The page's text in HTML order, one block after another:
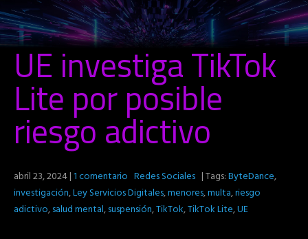
UE investiga TikTok
Lite por posible
riesgo adictivo
abril 23, 2024|1 comentario Redes Sociales | Tags:ByteDance,
investigación,Ley Servicios Digitales,menores,multa,riesgo
adictivo,salud mental,suspensión,TikTok,TikTok Lite,UE